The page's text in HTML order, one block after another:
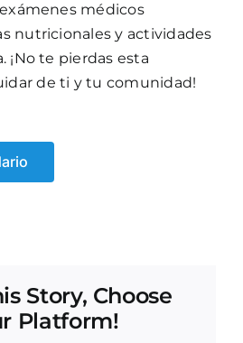
médicos
nutricionales y actividades
¡No te pierdas esta
de ti y tu comunidad!
Story, Choose
Platform!